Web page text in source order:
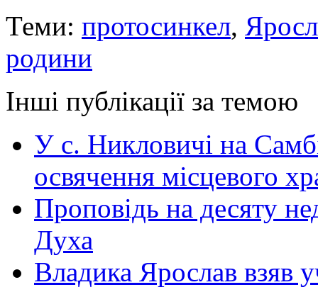
Теми: протосинкел,
родини
Інші публікації за темою
У с. Никловичі на
освячення місцевого
Проповідь на десяту
Духа
Владика Ярослав взяв